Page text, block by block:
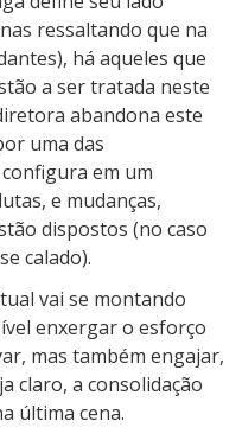
ressaltando que na
há aqueles que
a ser tratada neste
abandona este
uma das
em um
e mudanças,
dispostos (no caso
calado).
vai se montando
enxergar o esforço
mas também engajar,
claro, a consolidação
última cena.